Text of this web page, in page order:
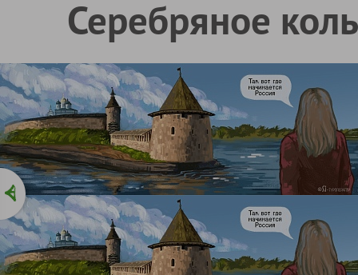
Серебряное